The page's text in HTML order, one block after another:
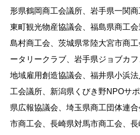
形県鶴岡商工会議所、岩手県一関
東町観光物産協議会、福島県商工
島村商工会、茨城県常陸大宮市商
ータリークラブ、岩手県ジョブカ
地域雇用創造協議会、福井県小浜
工会議所、新潟県くびき野NPOサ
県広報協議会、埼玉県商工団体連
市商工会、長崎県対馬市商工会、